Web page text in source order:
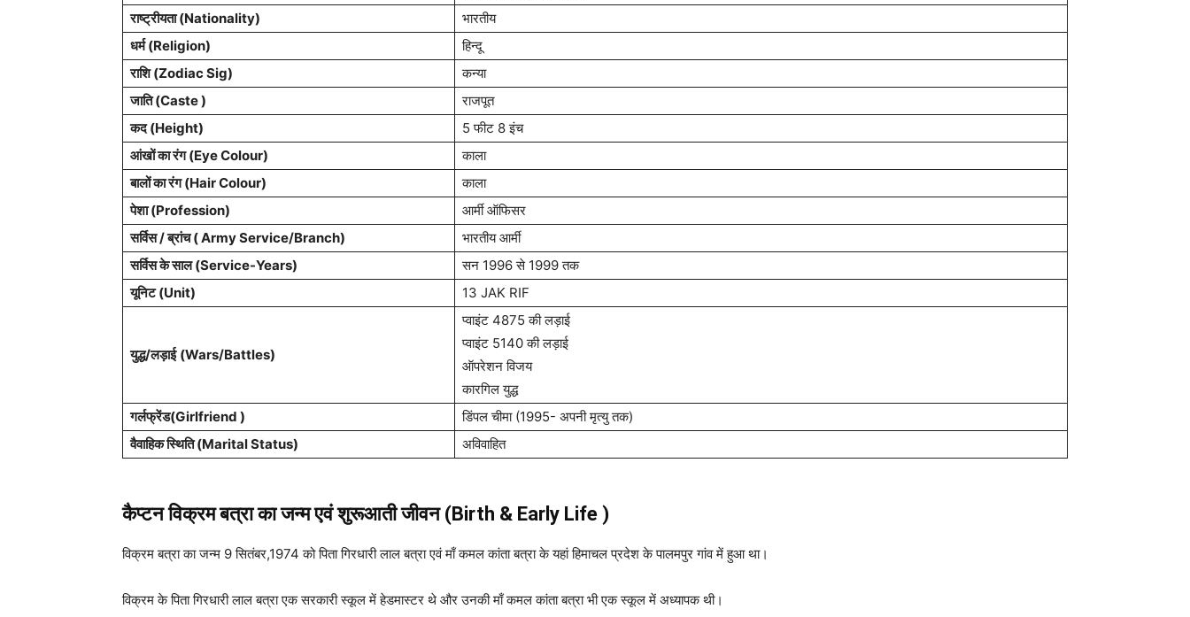
राष्ट्रीयता (Nationality)
भारतीय
धर्म (Religion)
हिन्दू
राशि (Zodiac Sig)
कन्या
जाति (Caste )
राजपूत
कद (Height)
5 फीट 8 इंच
आंखों का रंग (Eye Colour)
काला
बालों का रंग (Hair Colour)
काला
पेशा (Profession)
आर्मी ऑफिसर
सर्विस / ब्रांच ( Army Service/Branch)
भारतीय आर्मी
सर्विस के साल (Service-Years)
सन 1996 से 1999 तक
यूनिट (Unit)
13 JAK RIF
युद्ध/लड़ाई (Wars/Battles)
प्वाइंट 4875 की लड़ाई
प्वाइंट 5140 की लड़ाई
ऑपरेशन विजय
कारगिल युद्ध
गर्लफ्रेंड(Girlfriend )
डिंपल चीमा (1995- अपनी मृत्यु तक)
वैवाहिक स्थिति (Marital Status)
अविवाहित
कैप्टन विक्रम बत्रा का जन्म एवं शुरूआती जीवन (Birth & Early Life )
विक्रम बत्रा का जन्म 9 सितंबर,1974 को पिता गिरधारी लाल बत्रा एवं माँ कमल कांता बत्रा के यहां हिमाचल प्रदेश के पालमपुर गांव में हुआ था।
विक्रम के पिता गिरधारी लाल बत्रा एक सरकारी स्कूल में हेडमास्टर थे और उनकी माँ कमल कांता बत्रा भी एक स्कूल में अध्यापक थी।